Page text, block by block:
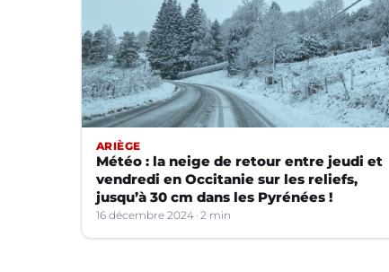
ARIÈGE
Météo : la neige de retour entre jeudi et
vendredi en Occitanie sur les reliefs,
jusqu’à 30 cm dans les Pyrénées !
16 décembre 2024 2 min